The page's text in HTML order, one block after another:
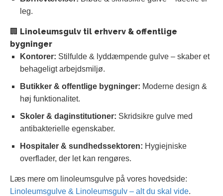
leg.
🏢 Linoleumsgulv til erhverv & offentlige
bygninger
Kontorer: Stilfulde & lyddæmpende gulve – skaber et
behageligt arbejdsmiljø.
Butikker & offentlige bygninger: Moderne design &
høj funktionalitet.
Skoler & daginstitutioner: Skridsikre gulve med
antibakterielle egenskaber.
Hospitaler & sundhedssektoren: Hygiejniske
overflader, der let kan rengøres.
Læs mere om linoleumsgulve på vores hovedside:
Linoleumsgulve & Linoleumsgulv – alt du skal vide.